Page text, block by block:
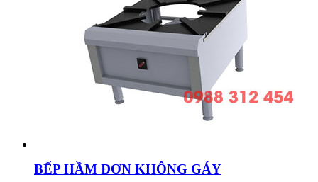
BẾP HẦM ĐƠN KHÔNG GÁY